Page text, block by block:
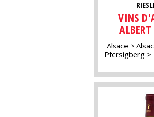
VINS
Alsace
Pfersigberg